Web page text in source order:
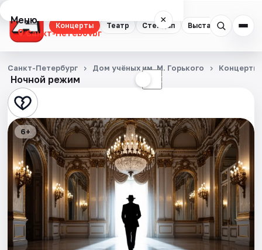
Концерты Театр Стендап Выставки
Меню ×
Санкт-Петербург
Концерты
Театр
Стендап
Выставки
Квесты
Экскурсии
Спорт
Ночной режим ☾
Санкт-Петербург Дом учёных им. М. Горького Концерты
6+